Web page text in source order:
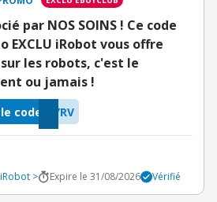
par NOS SOINS ! Ce code
EXCLU iRobot vous offre
sur les robots, c'est le
ou jamais !
YRV
code
>
Expire le 31/08/2026 Vérifié